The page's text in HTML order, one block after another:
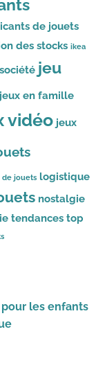
de jouets
des stocks ikea
jeu
jeux en famille
vidéo jeux
de jouets logistique
nostalgie
tendances top
les enfants